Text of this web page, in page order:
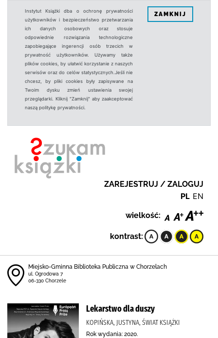
Instytut Książki dba o ochronę prywatności
użytkowników i bezpieczeństwo przetwarzania
ich danych osobowych oraz stosuje
odpowiednie rozwiązania technologiczne
zapobiegające ingerencji osób trzecich w
prywatność użytkowników. Używamy także
plików cookies, by ułatwić korzystanie z naszych
serwisów oraz do celów statystycznych.Jeśli nie
chcesz, by pliki cookies były zapisywane na
Twoim dysku zmień ustawienia swojej
przeglądarki. Kliknij "Zamknij" aby zaakceptować
naszą politykę prywatności.
ZAMKNIJ
ZAREJESTRUJ / ZALOGUJ
PL EN
wielkość:
kontrast:
Miejsko-Gminna Biblioteka Publiczna w Chorzelach
ul. Ogrodowa 7
06-330 Chorzele
Lekarstwo dla duszy
KOPIŃSKA, JUSTYNA, ŚWIAT KSIĄŻKI
Rok wydania: 2020.